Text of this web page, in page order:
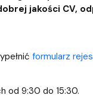
jakości CV,
formularz
od 9:30 do 15:30.